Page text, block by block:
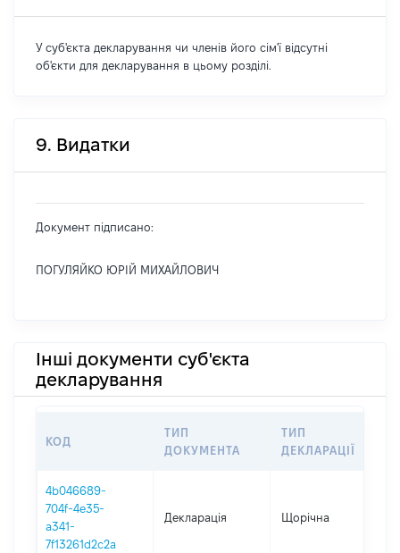
У суб'єкта декларування чи членів його сім'ї відсутні
об'єкти для декларування в цьому розділі.
9. Видатки
Документ підписано:
ПОГУЛЯЙКО ЮРІЙ МИХАЙЛОВИЧ
Інші документи суб'єкта
декларування
КОД
ТИП
ДОКУМЕНТА
ТИП
ДЕКЛАРАЦІЇ
4b046689-
704f-4e35-
a341-
7f13261d2c2a
Декларація Щорічна